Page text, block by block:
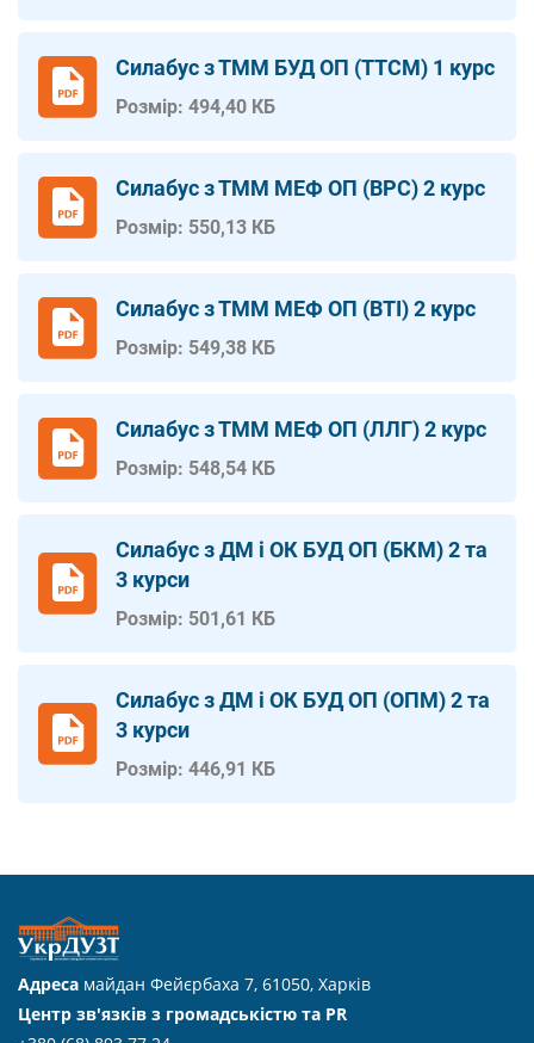
Силабус з ТММ БУД ОП (ТТСМ) 1 курс
Розмір: 494,40 КБ
Силабус з ТММ МЕФ ОП (ВРС) 2 курс
Розмір: 550,13 КБ
Силабус з ТММ МЕФ ОП (ВТІ) 2 курс
Розмір: 549,38 КБ
Силабус з ТММ МЕФ ОП (ЛЛГ) 2 курс
Розмір: 548,54 КБ
Силабус з ДМ і ОК БУД ОП (БКМ) 2 та
3 курси
Розмір: 501,61 КБ
Силабус з ДМ і ОК БУД ОП (ОПМ) 2 та
3 курси
Розмір: 446,91 КБ
Адреса майдан Фейєрбаха 7, 61050, Харків
Центр зв'язків з громадськістю та PR